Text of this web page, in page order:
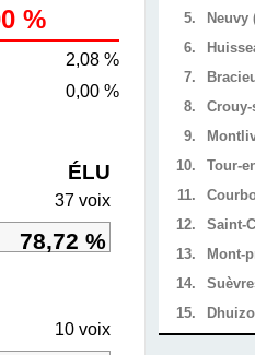
%
2,08 %
0,00 %
ÉLU
37 voix
78,72 %
10 voix
5.
Neuvy
6.
7.
8.
Crouy-
9.
10.
Tour-
11.
12.
Saint-
13.
Mont-
14.
15.